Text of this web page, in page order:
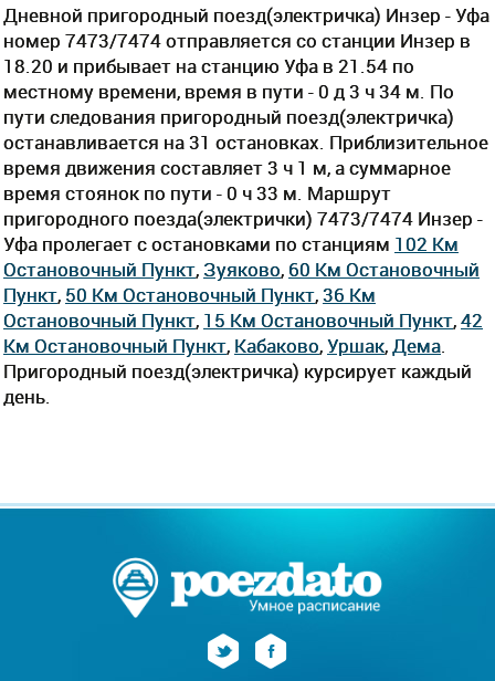
Дневной пригородный поезд(электричка) Инзер - Уфа
номер 7473/7474 отправляется со станции Инзер в
18.20 и прибывает на станцию Уфа в 21.54 по
местному времени, время в пути - 0 д 3 ч 34 м. По
пути следования пригородный поезд(электричка)
останавливается на 31 остановках. Приблизительное
время движения составляет 3 ч 1 м, а суммарное
время стоянок по пути - 0 ч 33 м. Маршрут
пригородного поезда(электрички) 7473/7474 Инзер -
Уфа пролегает c остановками по станциям 102 Км
Остановочный Пункт, Зуяково, 60 Км Остановочный
Пункт, 50 Км Остановочный Пункт,36 Км
Остановочный Пункт, 15 Км Остановочный Пункт,42
Км Остановочный Пункт, Кабаково,Уршак, Дема
Пригородный поезд(электричка) курсирует каждый
день.